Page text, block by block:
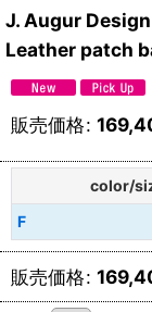
J. Augur Design
Leather patch
販売価格:
color/
F
販売価格: